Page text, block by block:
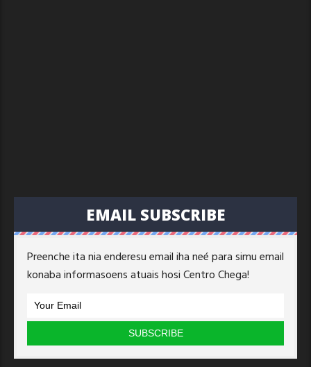
EMAIL SUBSCRIBE
Preenche ita nia enderesu email iha neé para simu email
konaba informasoens atuais hosi Centro Chega!